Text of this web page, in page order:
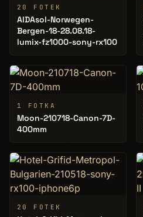
20 FOTEK
AIDAsol-Norwegen-
Bergen-18-28.08.18-
lumix-fz1000-sony-rx100
1 FOTKA
Moon-210718-Canon-7D-
400mm
20 FOTEK